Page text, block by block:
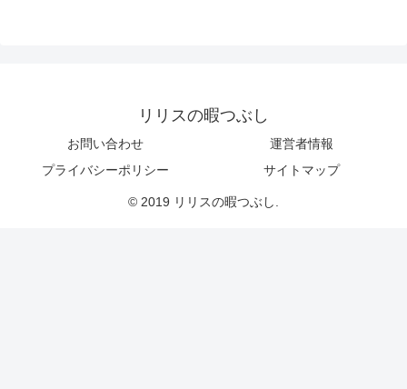
リリスの暇つぶし
お問い合わせ
運営者情報
プライバシーポリシー
サイトマップ
© 2019 リリスの暇つぶし.